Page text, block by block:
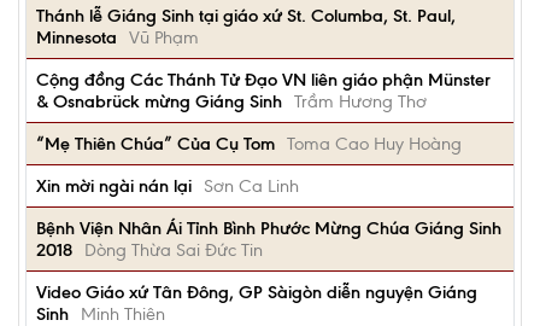
Thánh lễ Giáng Sinh tại giáo xứ St. Columba, St. Paul,
Minnesota
Vũ Phạm
Cộng đồng Các Thánh Tử Đạo VN liên giáo phận Münster
& Osnabrück mừng Giáng Sinh Trầm Hương Thơ
“Mẹ Thiên Chúa” Của Cụ Tom Toma Cao Huy Hoàng
Xin mời ngài nán lại
Sơn Ca Linh
Bệnh Viện Nhân Ái Tỉnh Bình Phước Mừng Chúa Giáng Sinh
2018
Dòng Thừa Sai Đức Tin
Video Giáo xứ Tân Đông, GP Sàigòn diễn nguyện Giáng
Sinh
Minh Thiên